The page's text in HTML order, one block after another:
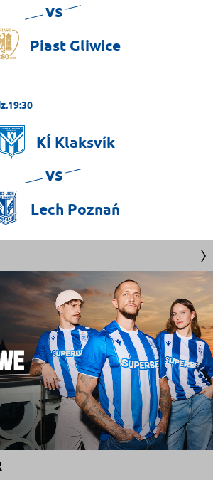
vs
Piast Gliwice
KÍ Klaksvík
vs
Lech Poznań